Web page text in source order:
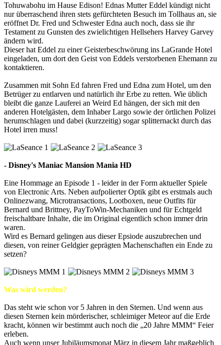
Tohuwabohu im Hause Edison! Ednas Mutter Eddel kündigt nicht
nur überraschend ihren stets gefürchteten Besuch im Tollhaus an, sie
eröffnet Dr. Fred und Schwester Edna auch noch, dass sie ihr
Testament zu Gunsten des zwielichtigen Hellsehers Harvey Garvey
ändern wird.
Dieser hat Eddel zu einer Geisterbeschwörung ins LaGrande Hotel
eingeladen, um dort den Geist von Eddels verstorbenen Ehemann zu
kontaktieren.
Zusammen mit Sohn Ed fahren Fred und Edna zum Hotel, um den
Betrüger zu entlarven und natürlich ihr Erbe zu retten. Wie üblich
bleibt die ganze Lauferei an Weird Ed hängen, der sich mit den
anderen Hotelgästen, dem Inhaber Largo sowie der örtlichen Polizei
herumschlagen und dabei (kurzzeitig) sogar splitternackt durch das
Hotel irren muss!
- Disney's Maniac Mansion Mania HD
Eine Hommage an Episode 1 - leider in der Form aktueller Spiele
von Electronic Arts. Neben aufpolierter Optik gibt es erstmals auch
Onlinezwang, Microtransactions, Lootboxen, neue Outfits für
Bernard und Brittney, PayToWin-Mechaniken und für Echtgeld
freischaltbare Inhalte, die im Original eigentlich schon immer drin
waren.
Wird es Bernard gelingen aus dieser Epsiode auszubrechen und
diesen, von reiner Geldgier geprägten Machenschaften ein Ende zu
setzen?
Was wird werden?
Das steht wie schon vor 5 Jahren in den Sternen. Und wenn aus
diesen Sternen kein mörderischer, schleimiger Meteor auf die Erde
kracht, können wir bestimmt auch noch die „20 Jahre MMM“ Feier
erleben.
Auch wenn unser Jubiläumsmonat März in diesem Jahr maßgeblich